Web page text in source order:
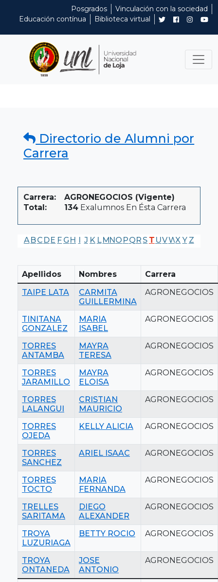
Posgrados
Vinculación con la sociedad
Educación contínua
Biblioteca virtual
Directorio de Alumni por
Carrera
Carrera:
AGRONEGOCIOS (Vigente)
Total:
134 Exalumnos En Ésta Carrera
A BC DE F G H I J K LMNO PQR S T UVWX Y Z
Apellidos Nombres
Carrera
TAIPE LATA
CARMITA
GUILLERMINA
AGRONEGOCIOS
TINITANA
GONZALEZ
MARIA
ISABEL
AGRONEGOCIOS
TORRES
ANTAMBA
MAYRA
TERESA
AGRONEGOCIOS
TORRES
JARAMILLO
MAYRA
ELOISA
AGRONEGOCIOS
TORRES
LALANGUI
CRISTIAN
MAURICIO
AGRONEGOCIOS
TORRES
OJEDA
KELLY ALICIA AGRONEGOCIOS
TORRES
SANCHEZ
ARIEL ISAAC AGRONEGOCIOS
TORRES
TOCTO
MARIA
FERNANDA
AGRONEGOCIOS
TRELLES
SARITAMA
DIEGO
ALEXANDER
AGRONEGOCIOS
TROYA
LUZURIAGA
BETTY ROCIO AGRONEGOCIOS
TROYA
ONTANEDA
JOSE
ANTONIO
AGRONEGOCIOS